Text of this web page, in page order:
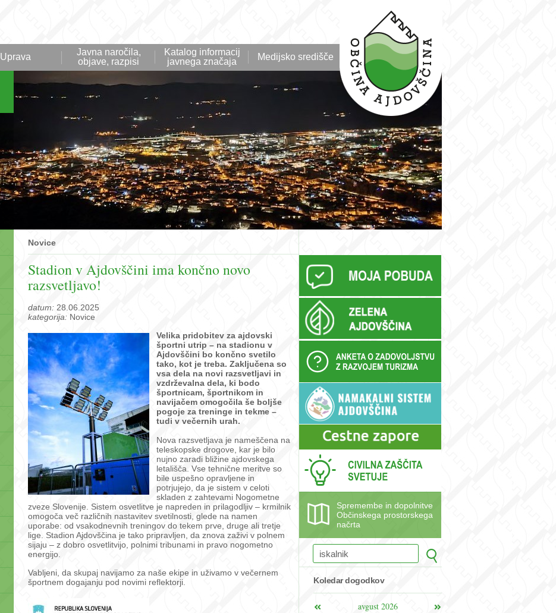
Uprava
Javna naročila,
objave, razpisi
Katalog informacij
javnega značaja
Medijsko središče
Novice
Stadion v Ajdovščini ima končno novo
razsvetljavo!
datum: 28.06.2025
kategorija: Novice
Velika pridobitev za ajdovski
športni utrip – na stadionu v
Ajdovščini bo končno svetilo
tako, kot je treba. Zaključena so
vsa dela na novi razsvetljavi in
vzdrževalna dela, ki bodo
športnicam, športnikom in
navijačem omogočila še boljše
pogoje za treninge in tekme –
tudi v večernih urah.
Nova razsvetljava je nameščena na
teleskopske drogove, kar je bilo
nujno zaradi bližine ajdovskega
letališča. Vse tehnične meritve so
bile uspešno opravljene in
potrjujejo, da je sistem v celoti
skladen z zahtevami Nogometne
zveze Slovenije. Sistem osvetlitve je napreden in prilagodljiv – krmilnik
omogoča več različnih nastavitev svetilnosti, glede na namen
uporabe: od vsakodnevnih treningov do tekem prve, druge ali tretje
lige. Stadion Ajdovščina je tako pripravljen, da znova zaživi v polnem
sijaju – z dobro osvetlitvijo, polnimi tribunami in pravo nogometno
energijo.
Vabljeni, da skupaj navijamo za naše ekipe in uživamo v večernem
športnem dogajanju pod novimi reflektorji.
Spremembe in dopolnitve
Občinskega prostorskega
načrta
Koledar dogodkov
avgust 2026